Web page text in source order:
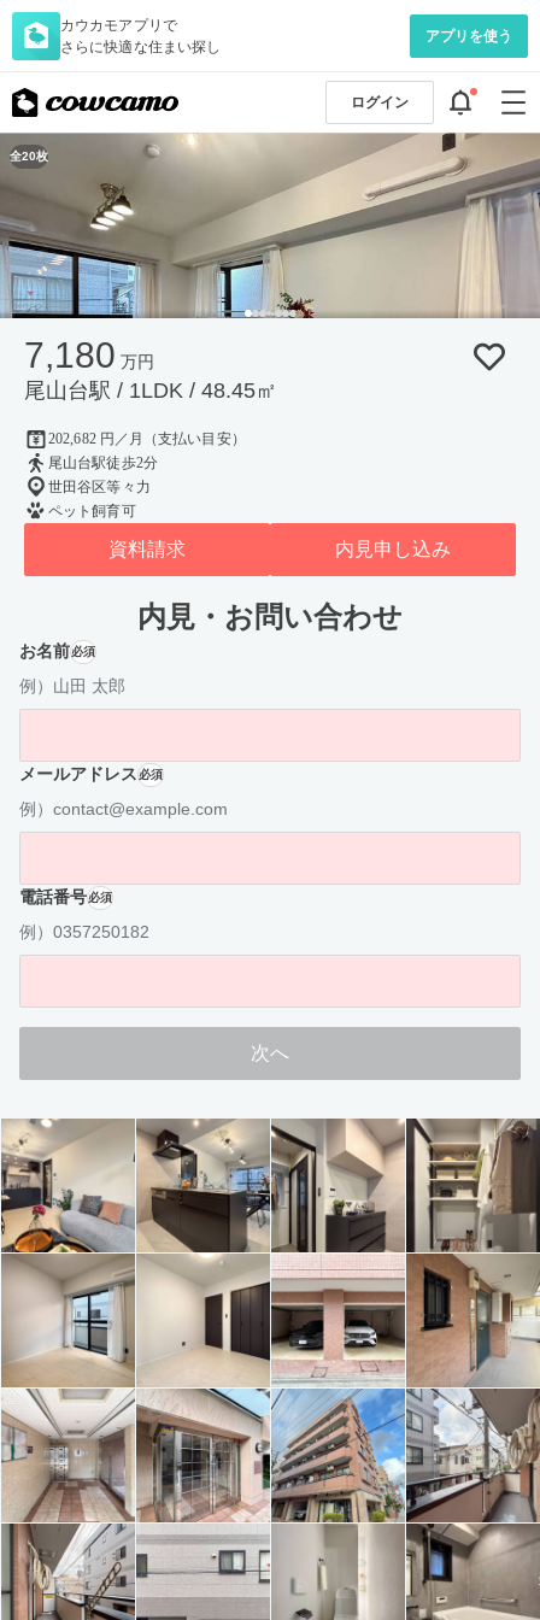
カウカモアプリで
さらに快適な住まい探し
アプリを使う
ログイン
全20枚
7,180 万円
尾山台駅 / 1LDK / 48.45㎡
202,682 円／月（支払い目安）
尾山台駅徒歩2分
世田谷区等々力
ペット飼育可
資料請求 内見申し込み
内見・お問い合わせ
お名前必須
例）山田 太郎
メールアドレス必須
例）contact@example.com
電話番号必須
例）0357250182
次へ